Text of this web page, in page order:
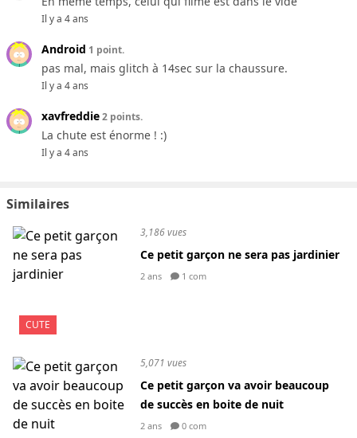
Il y a 4 ans
Android 1 point.
pas mal, mais glitch à 14sec sur la chaussure.
Il y a 4 ans
xavfreddie2 points.
La chute est énorme ! :)
Il y a 4 ans
Similaires
CUTE
3,186 vues
Ce petit garçon ne sera pas jardinier
2 ans 1 com
5,071 vues
Ce petit garçon va avoir beaucoup
de succès en boite de nuit
2 ans 0 com